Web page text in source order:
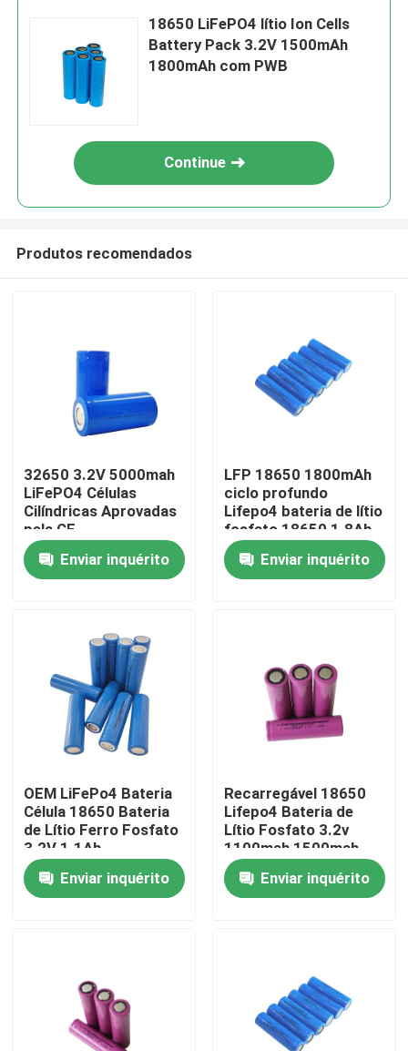
Casa
Produtos
Show de RV
Quem Somos
Fábrica
Controle de Qualidade
Fale Conosco
Todos os casos
Bateria do íon LiFePO4 do lítio
18650 LiFePO4 lítio Ion Cells
Battery Pack 3.2V 1500mAh
1800mAh com PWB
Continue
Produtos recomendados
32650 3.2V 5000mah
LiFePO4 Células
Cilíndricas Aprovadas
pela CE
Enviar inquérito
LFP 18650 1800mAh
ciclo profundo
Lifepo4 bateria de lítio
fosfato 18650 1.8Ah
3.2v
Enviar inquérito
OEM LiFePo4 Bateria
Célula 18650 Bateria
de Lítio Ferro Fosfato
3.2V 1.1Ah
Enviar inquérito
Recarregável 18650
Lifepo4 Bateria de
Lítio Fosfato 3.2v
1100mah 1500mah
1800mah
Enviar inquérito